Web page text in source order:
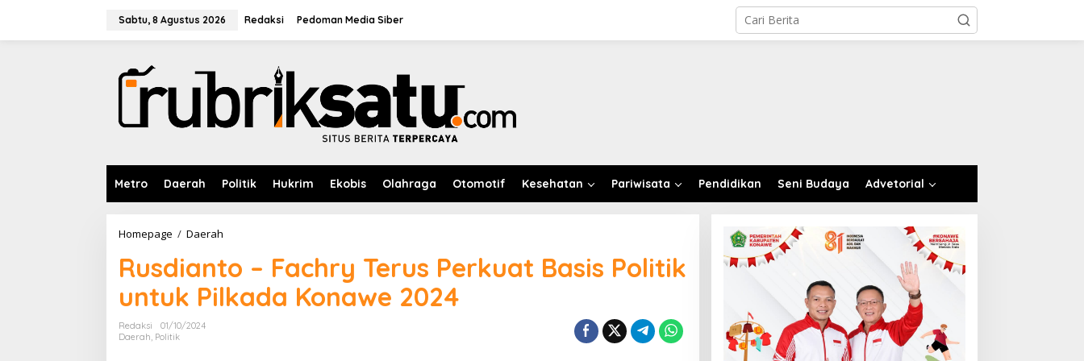
Sabtu, 8 Agustus 2026 Redaksi Pedoman Media Siber
Metro Daerah Politik Hukrim Ekobis Olahraga Otomotif Kesehatan Pariwisata Pendidikan Seni Budaya Advetorial
Homepage / Daerah
s
d
a
Rusdianto – Fachry Terus Perkuat Basis Politik
untuk Pilkada Konawe 2024
Redaksi
01/10/2024
Daerah Politik